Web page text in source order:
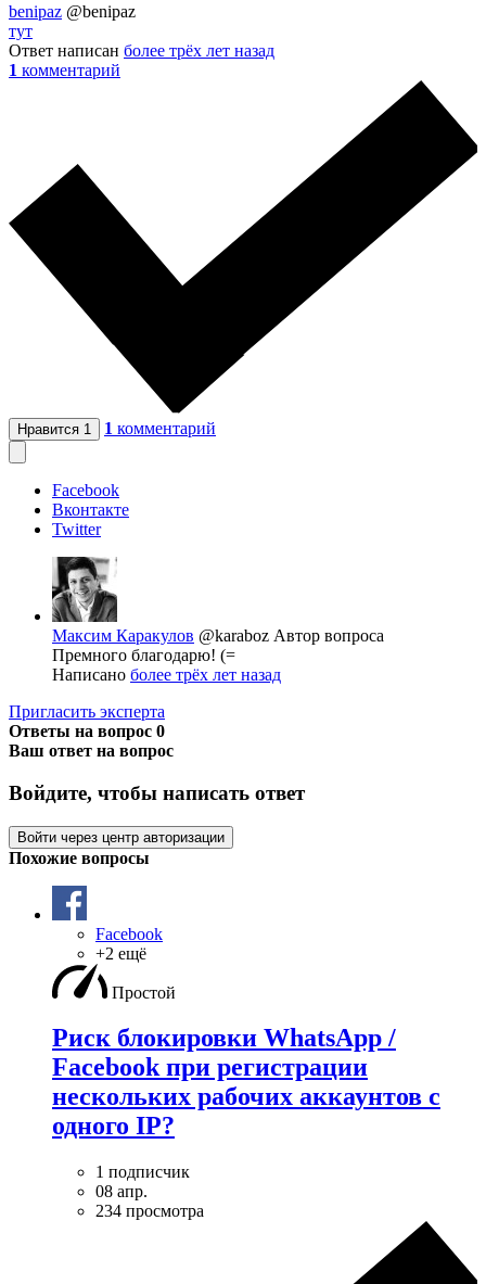
benipaz @benipaz
тут
Ответ написан более трёх лет назад
1 комментарий
Нравится 1 1 комментарий
Facebook
Вконтакте
Twitter
Максим Каракулов @karaboz Автор вопроса
Премного благодарю! (=
Написано более трёх лет назад
Пригласить эксперта
Ответы на вопрос 0
Ваш ответ на вопрос
Войдите, чтобы написать ответ
Войти через центр авторизации
Похожие вопросы
Facebook
+2 ещё
Простой
Риск блокировки WhatsApp /
Facebook при регистрации
нескольких рабочих аккаунтов с
одного IP?
1 подписчик
08 апр.
234 просмотра